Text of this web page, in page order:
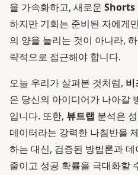
을 가속화하고, 새로운 Shorts
하지만 기회는 준비된 자에게
의 양을 늘리는 것이 아니라,
략적으로 접근해야 합니다.
오늘 우리가 살펴본 것처럼, 비
은 당신의 아이디어가 나아갈
입니다. 또한, 뷰트랩 분석은
데이터라는 강력한 나침반을
하는 대신, 검증된 방법론과
줄이고 성공 확률을 극대화할